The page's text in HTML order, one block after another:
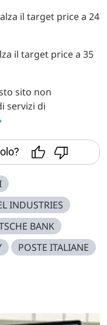
il target price a 24
il target price a 35
sito non
servizi di
INDUSTRIES
BANK
POSTE ITALIANE